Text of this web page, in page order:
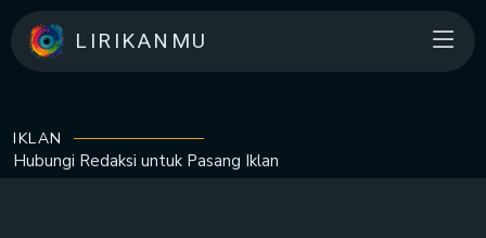
LIRIKANMU
IKLAN
Hubungi Redaksi untuk Pasang Iklan